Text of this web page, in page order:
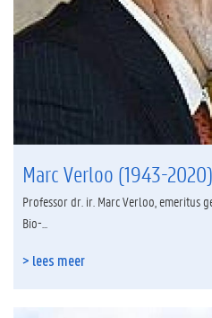
Marc Verloo (1943-2020)
Professor dr. ir. Marc Verloo, emeritus
Bio-...
> lees meer